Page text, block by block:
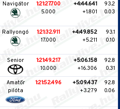
Navigátor
1:21:27.700
5.000
+4:44.641
+1.801
93.2
0.03
Rallyongó
1:21:32.911
17.000
+4:49.852
+5.211
93.1
0.10
Senior
1:21:49.217
10.000
+5:06.158
+16.306
92.8
0.31
Amatőr
pilóta
1:21:52.496
+5:09.437
+3.279
92.8
0.06